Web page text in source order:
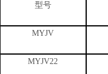
型号
MYJV
MYJV22